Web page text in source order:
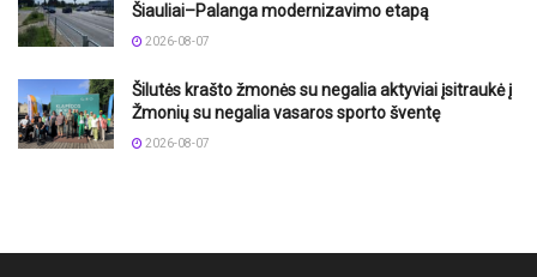
Šiauliai–Palanga modernizavimo etapą
2026-08-07
Šilutės krašto žmonės su negalia aktyviai įsitraukė į
Žmonių su negalia vasaros sporto šventę
2026-08-07